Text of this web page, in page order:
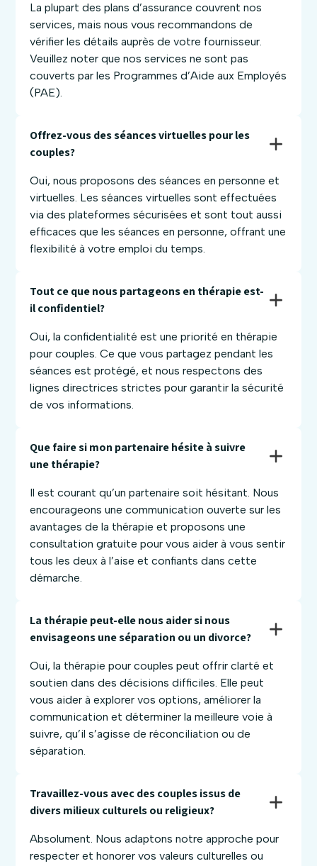
La plupart des plans d’assurance couvrent nos
services, mais nous vous recommandons de
vérifier les détails auprès de votre fournisseur.
Veuillez noter que nos services ne sont pas
couverts par les Programmes d’Aide aux Employés
(PAE).
Offrez-vous des séances virtuelles pour les
couples?
Oui, nous proposons des séances en personne et
virtuelles. Les séances virtuelles sont effectuées
via des plateformes sécurisées et sont tout aussi
efficaces que les séances en personne, offrant une
flexibilité à votre emploi du temps.
Tout ce que nous partageons en thérapie est-
il confidentiel?
Oui, la confidentialité est une priorité en thérapie
pour couples. Ce que vous partagez pendant les
séances est protégé, et nous respectons des
lignes directrices strictes pour garantir la sécurité
de vos informations.
Que faire si mon partenaire hésite à suivre
une thérapie?
Il est courant qu’un partenaire soit hésitant. Nous
encourageons une communication ouverte sur les
avantages de la thérapie et proposons une
consultation gratuite pour vous aider à vous sentir
tous les deux à l’aise et confiants dans cette
démarche.
La thérapie peut-elle nous aider si nous
envisageons une séparation ou un divorce?
Oui, la thérapie pour couples peut offrir clarté et
soutien dans des décisions difficiles. Elle peut
vous aider à explorer vos options, améliorer la
communication et déterminer la meilleure voie à
suivre, qu’il s’agisse de réconciliation ou de
séparation.
Travaillez-vous avec des couples issus de
divers milieux culturels ou religieux?
Absolument. Nous adaptons notre approche pour
respecter et honorer vos valeurs culturelles ou